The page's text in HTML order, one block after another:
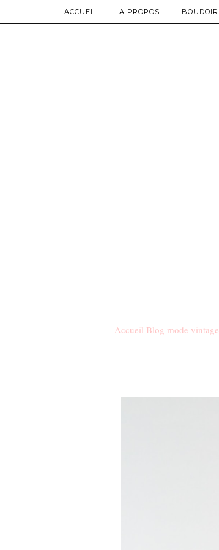
ACCUEIL A PROPOS BOUDOIR
Accueil Blog mode vintage